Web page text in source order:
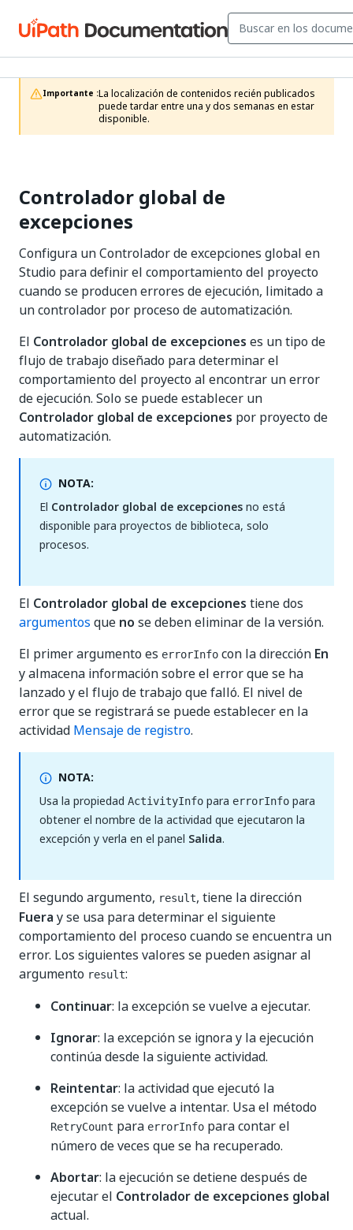
Importante :La localización de contenidos recién publicados
puede tardar entre una y dos semanas en estar
disponible.
Controlador global de
excepciones
Configura un Controlador de excepciones global en
Studio para definir el comportamiento del proyecto
cuando se producen errores de ejecución, limitado a
un controlador por proceso de automatización.
El Controlador global de excepciones es un tipo de
flujo de trabajo diseñado para determinar el
comportamiento del proyecto al encontrar un error
de ejecución. Solo se puede establecer un
Controlador global de excepciones por proyecto de
automatización.
NOTA:
El Controlador global de excepcionesno está
disponible para proyectos de biblioteca, solo
procesos.
El Controlador global de excepciones tiene dos
argumentos que no se deben eliminar de la versión.
El primer argumento es errorInfo con la dirección En
y almacena información sobre el error que se ha
lanzado y el flujo de trabajo que falló. El nivel de
error que se registrará se puede establecer en la
actividad Mensaje de registro.
NOTA:
Usa la propiedad ActivityInfo para errorInfo para
obtener el nombre de la actividad que ejecutaron la
excepción y verla en el panel Salida.
El segundo argumento, result, tiene la dirección
Fuera y se usa para determinar el siguiente
comportamiento del proceso cuando se encuentra un
error. Los siguientes valores se pueden asignar al
argumento result:
Continuar: la excepción se vuelve a ejecutar.
Ignorar: la excepción se ignora y la ejecución
continúa desde la siguiente actividad.
Reintentar: la actividad que ejecutó la
excepción se vuelve a intentar. Usa el método
RetryCount para errorInfo para contar el
número de veces que se ha recuperado.
Abortar: la ejecución se detiene después de
ejecutar el Controlador de excepciones global
actual.